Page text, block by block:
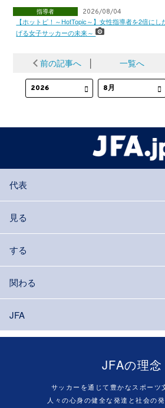
指導者 2026/08/04
【ホットピ！～HotTopic～】女性指導者を2倍に
げる女子サッカーの未来～
前の記事へ │ 一覧へ
代表
見る
する
関わる
JFA
JFAの理念
サッカーを通じて豊かなスポーツ
人々の心身の健全な発達と社会の発